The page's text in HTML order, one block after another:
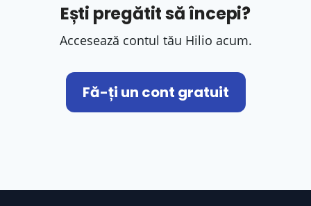
Ești pregătit să începi?
Accesează contul tău Hilio acum.
Fă-ți un cont gratuit